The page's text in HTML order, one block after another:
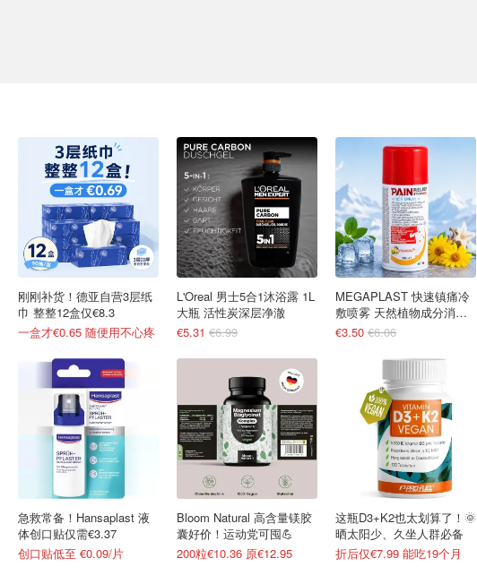
刚刚补货！德亚自营3层纸
巾 整整12盒仅€8.3
一盒才€0.65 随便用不心疼
急救常备！Hansaplast 液
体创口贴仅需€3.37
创口贴低至 €0.09/片
L'Oreal 男士5合1沐浴露 1L
大瓶 活性炭深层净澈
€5.31 €6.99
Bloom Natural 高含量镁胶
囊好价！运动党可囤💪
200粒€10.36 原€12.95
MEGAPLAST 快速镇痛冷
敷喷雾 天然植物成分消肿
化瘀
€3.50 €6.06
这瓶D3+K2也太划算了！🌞
晒太阳少、久坐人群必备
折后仅€7.99 能吃19个月